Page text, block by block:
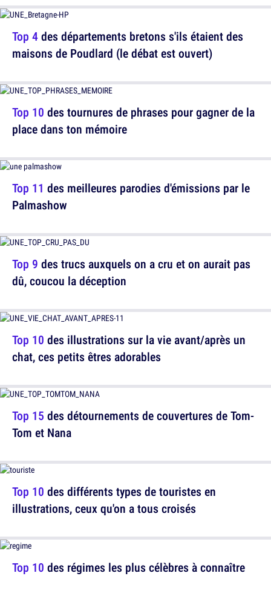
Top 10 des tournures de phrases pour gagner de la
place dans ton mémoire
Top 9 des trucs auxquels on a cru et on aurait pas
dû, coucou la déception
Top 15 des détournements de couvertures de Tom-
Tom et Nana
Top 10 des régimes les plus célèbres à connaître
Top 4des départements bretons s'ils étaient des
maisons de Poudlard (le débat est ouvert)
Top 11 des meilleures parodies d'émissions par le
Palmashow
Top 10 des illustrations sur la vie avant/après un
chat, ces petits êtres adorables
Top 10 des différents types de touristes en
illustrations, ceux qu'on a tous croisés